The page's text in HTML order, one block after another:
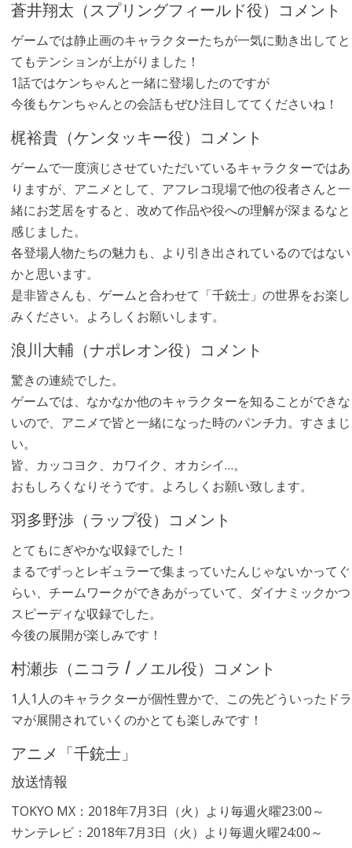
蒼井翔太（スプリングフィールド役）コメント
ゲームでは静止画のキャラクターたちが一気に動き出してと
てもテンションが上がりました！
1話ではケンちゃんと一緒に登場したのですが
今後もケンちゃんとの会話もぜひ注目しててくださいね！
梶裕貴（ケンタッキー役）コメント
ゲームで一度演じさせていただいているキャラクターではあ
りますが、アニメとして、アフレコ現場で他の役者さんと一
緒にお芝居をすると、改めて作品や役への理解が深まるなと
感じました。
各登場人物たちの魅力も、より引き出されているのではない
かと思います。
是非皆さんも、ゲームと合わせて「千銃士」の世界をお楽し
みください。よろしくお願いします。
浪川大輔（ナポレオン役）コメント
驚きの連続でした。
ゲームでは、なかなか他のキャラクターを知ることができな
いので、アニメで皆と一緒になった時のパンチ力。すさまじ
い。
皆、カッコヨク、カワイク、オカシイ…。
おもしろくなりそうです。よろしくお願い致します。
羽多野渉（ラップ役）コメント
とてもにぎやかな収録でした！
まるでずっとレギュラーで集まっていたんじゃないかってぐ
らい、チームワークができあがっていて、ダイナミックかつ
スピーディな収録でした。
今後の展開が楽しみです！
村瀬歩（ニコラ / ノエル役）コメント
1人1人のキャラクターが個性豊かで、この先どういったドラ
マが展開されていくのかとても楽しみです！
アニメ「千銃士」
放送情報
TOKYO MX：2018年7月3日（火）より毎週火曜23:00～
サンテレビ：2018年7月3日（火）より毎週火曜24:00～